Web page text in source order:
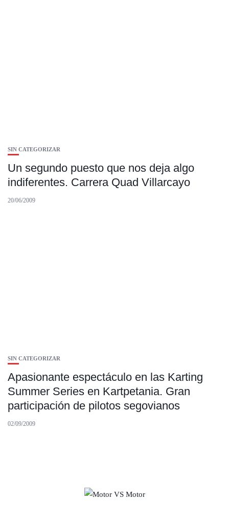
SIN CATEGORIZAR
Un segundo puesto que nos deja algo
indiferentes. Carrera Quad Villarcayo
20/06/2009
SIN CATEGORIZAR
Apasionante espectáculo en las Karting
Summer Series en Kartpetania. Gran
participación de pilotos segovianos
02/09/2009